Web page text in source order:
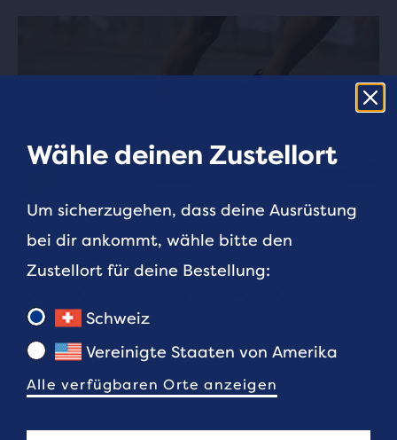
Die richtige
Wenn du bereit bist, regelmäßig zu laufen,
solltest du mit der Auswahl des richtigen
Schuhs beginnen. Jeder Läufer ist
Wähle deinen Zustellort
Um sicherzugehen, dass deine Ausrüstung
bei dir ankommt, wähle bitte den
Zustellort für deine Bestellung:
Schweiz
Vereinigte Staaten von Amerika
Alle verfügbaren Orte anzeigen